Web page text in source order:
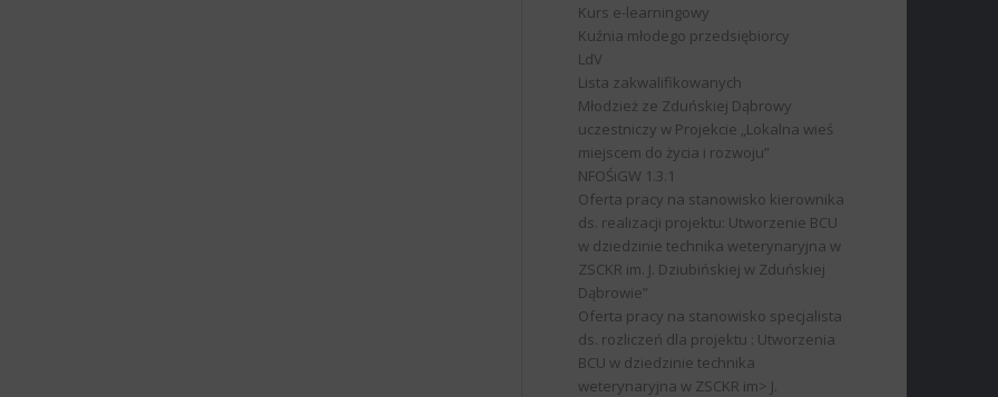
Kurs e-learningowy
Kuźnia młodego przedsiębiorcy
LdV
Lista zakwalifikowanych
Młodzież ze Zduńskiej Dąbrowy
uczestniczy w Projekcie „Lokalna wieś
miejscem do życia i rozwoju”
NFOŚiGW 1.3.1
Oferta pracy na stanowisko kierownika
ds. realizacji projektu: Utworzenie BCU
w dziedzinie technika weterynaryjna w
ZSCKR im. J. Dziubińskiej w Zduńskiej
Dąbrowie”
Oferta pracy na stanowisko specjalista
ds. rozliczeń dla projektu : Utworzenia
BCU w dziedzinie technika
weterynaryjna w ZSCKR im> J.